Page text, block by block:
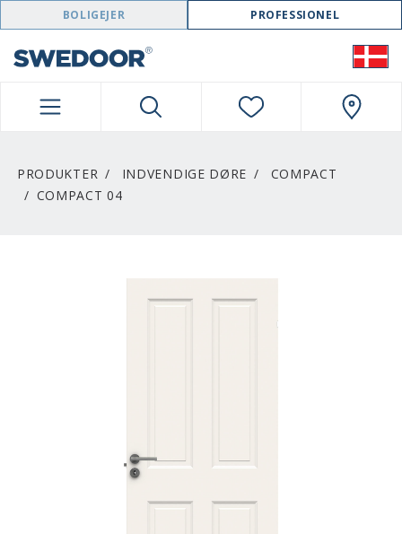
SWEDOOR NAVIGATION
BOLIGEJER PROFESSIONEL
PRODUKTER INDVENDIGE DØRE
COMPACT
COMPACT 04